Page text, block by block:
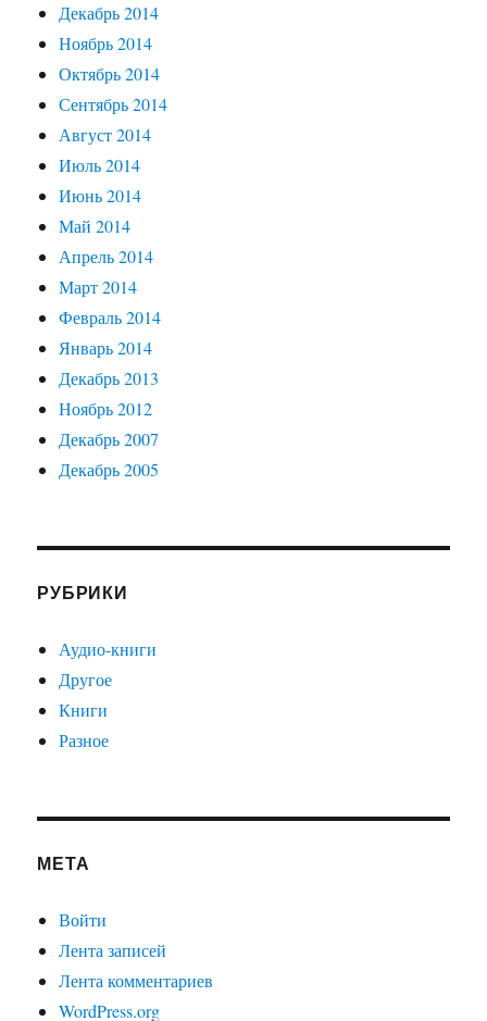
Декабрь 2014
Ноябрь 2014
Октябрь 2014
Сентябрь 2014
Август 2014
Июль 2014
Июнь 2014
Май 2014
Апрель 2014
Март 2014
Февраль 2014
Январь 2014
Декабрь 2013
Ноябрь 2012
Декабрь 2007
Декабрь 2005
РУБРИКИ
Аудио-книги
Другое
Книги
Разное
МЕТА
Войти
Лента записей
Лента комментариев
WordPress.org